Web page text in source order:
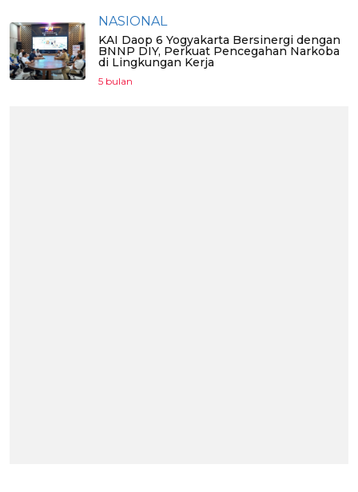
NASIONAL
KAI Daop 6 Yogyakarta Bersinergi dengan
BNNP DIY, Perkuat Pencegahan Narkoba
di Lingkungan Kerja
5 bulan